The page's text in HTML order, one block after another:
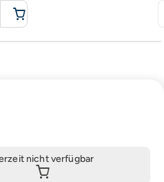
nicht verfügbar